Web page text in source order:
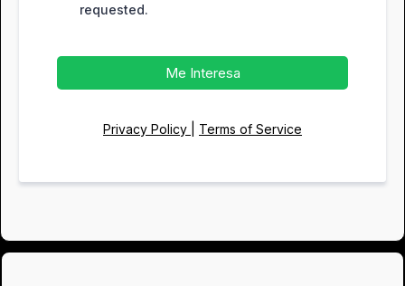
requested.
Me Interesa
Privacy Policy Terms of Service